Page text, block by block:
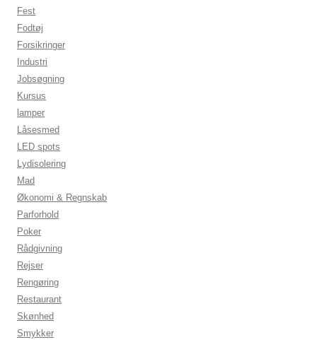
Fest
Fodtøj
Forsikringer
Industri
Jobsøgning
Kursus
lamper
Låsesmed
LED spots
Lydisolering
Mad
Økonomi & Regnskab
Parforhold
Poker
Rådgivning
Rejser
Rengøring
Restaurant
Skønhed
Smykker